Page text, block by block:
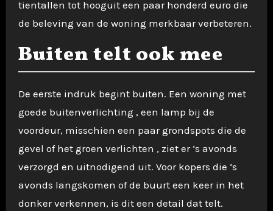
tientallen tot hooguit een paar honderd euro die
de beleving van de woning merkbaar verbeteren.
Buiten telt ook mee
De eerste indruk begint buiten. Een woning met
goede buitenverlichting , een lamp bij de
voordeur, misschien een paar grondspots die de
gevel of het groen verlichten , ziet er ‘s avonds
verzorgd en uitnodigend uit. Voor kopers die ‘s
avonds langskomen of de buurt een keer in het
donker verkennen, is dit een detail dat telt.